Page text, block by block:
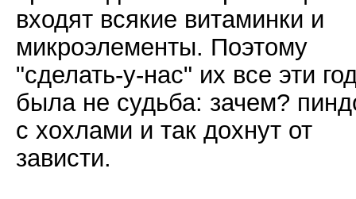
входят всякие витаминки и
микроэлементы. Поэтому
"сделать-у-нас" их все эти
была не судьба: зачем?
с хохлами и так дохнут от
зависти.